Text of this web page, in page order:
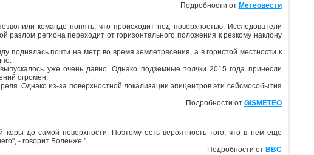
Подробности от Метеовести
команде понять, что происходит под поверхностью. Исследователи
разлом региона переходит от горизонтального положения к резкому наклону
поднялась почти на метр во время землетрясения, а в гористой местности к
уже очень давно. Однако подземные толчки 2015 года принесли
огромен.
Однако из-за поверхностной локализации эпицентров эти сейсмособытия
Подробности от GISMETEO
до самой поверхности. Поэтому есть вероятность того, что в нем еще
- говорит Боленже."
Подробности от BBC